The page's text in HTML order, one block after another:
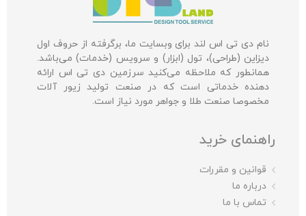
نام دی تی اس لند برای وبسایت ما، برگرفته از حروف اول
دیزاین (طراحی)، تول (ابزار) و سرویس (خدمات) می‌باشد.
همانطور که ملاحظه می‌کنید سرزمین دی تی اس ارائه
دهنده خدماتی است که در صنعت تولید زیور آلات
مخصوصا صنعت طلا و جواهر مورد نیاز است.
راهنمای خرید
قوانین و مقررات
درباره ما
تماس با ما